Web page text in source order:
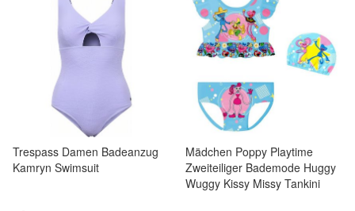
Trespass Damen Badeanzug
Kamryn Swimsuit
Mädchen Poppy Playtime
Zweiteiliger Bademode Huggy
Wuggy Kissy Missy Tankini